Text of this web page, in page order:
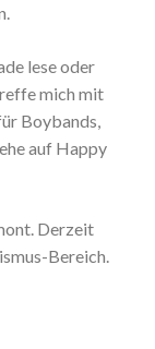
lese oder
mich mit
Boybands,
auf Happy
Derzeit
Bereich.